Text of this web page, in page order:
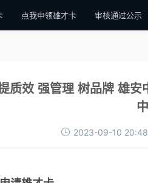
点我申领雄才卡 审核通过公示
质效 强管理 树品牌 雄安
2023-09-10 20:48